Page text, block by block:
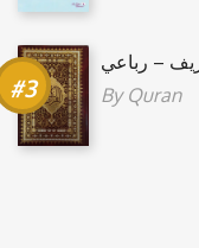
– رباعي
By Quran